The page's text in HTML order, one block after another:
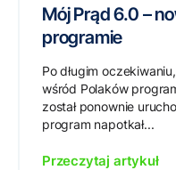
Mój Prąd 6.0 –
programie
Po długim
wśród Polaków
został ponownie
program napotkał...
Przeczytaj artykuł